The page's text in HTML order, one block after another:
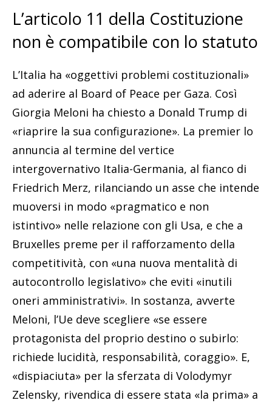
L’articolo 11 della Costituzione
non è compatibile con lo statuto
L’Italia ha «oggettivi problemi costituzionali»
ad aderire al Board of Peace per Gaza. Così
Giorgia Meloni ha chiesto a Donald Trump di
«riaprire la sua configurazione». La premier lo
annuncia al termine del vertice
intergovernativo Italia-Germania, al fianco di
Friedrich Merz, rilanciando un asse che intende
muoversi in modo «pragmatico e non
istintivo» nelle relazione con gli Usa, e che a
Bruxelles preme per il rafforzamento della
competitività, con «una nuova mentalità di
autocontrollo legislativo» che eviti «inutili
oneri amministrativi». In sostanza, avverte
Meloni, l’Ue deve scegliere «se essere
protagonista del proprio destino o subirlo:
richiede lucidità, responsabilità, coraggio». E,
«dispiaciuta» per la sferzata di Volodymyr
Zelensky, rivendica di essere stata «la prima» a